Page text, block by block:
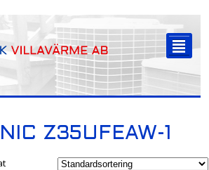
²
Z35UFEAW-1